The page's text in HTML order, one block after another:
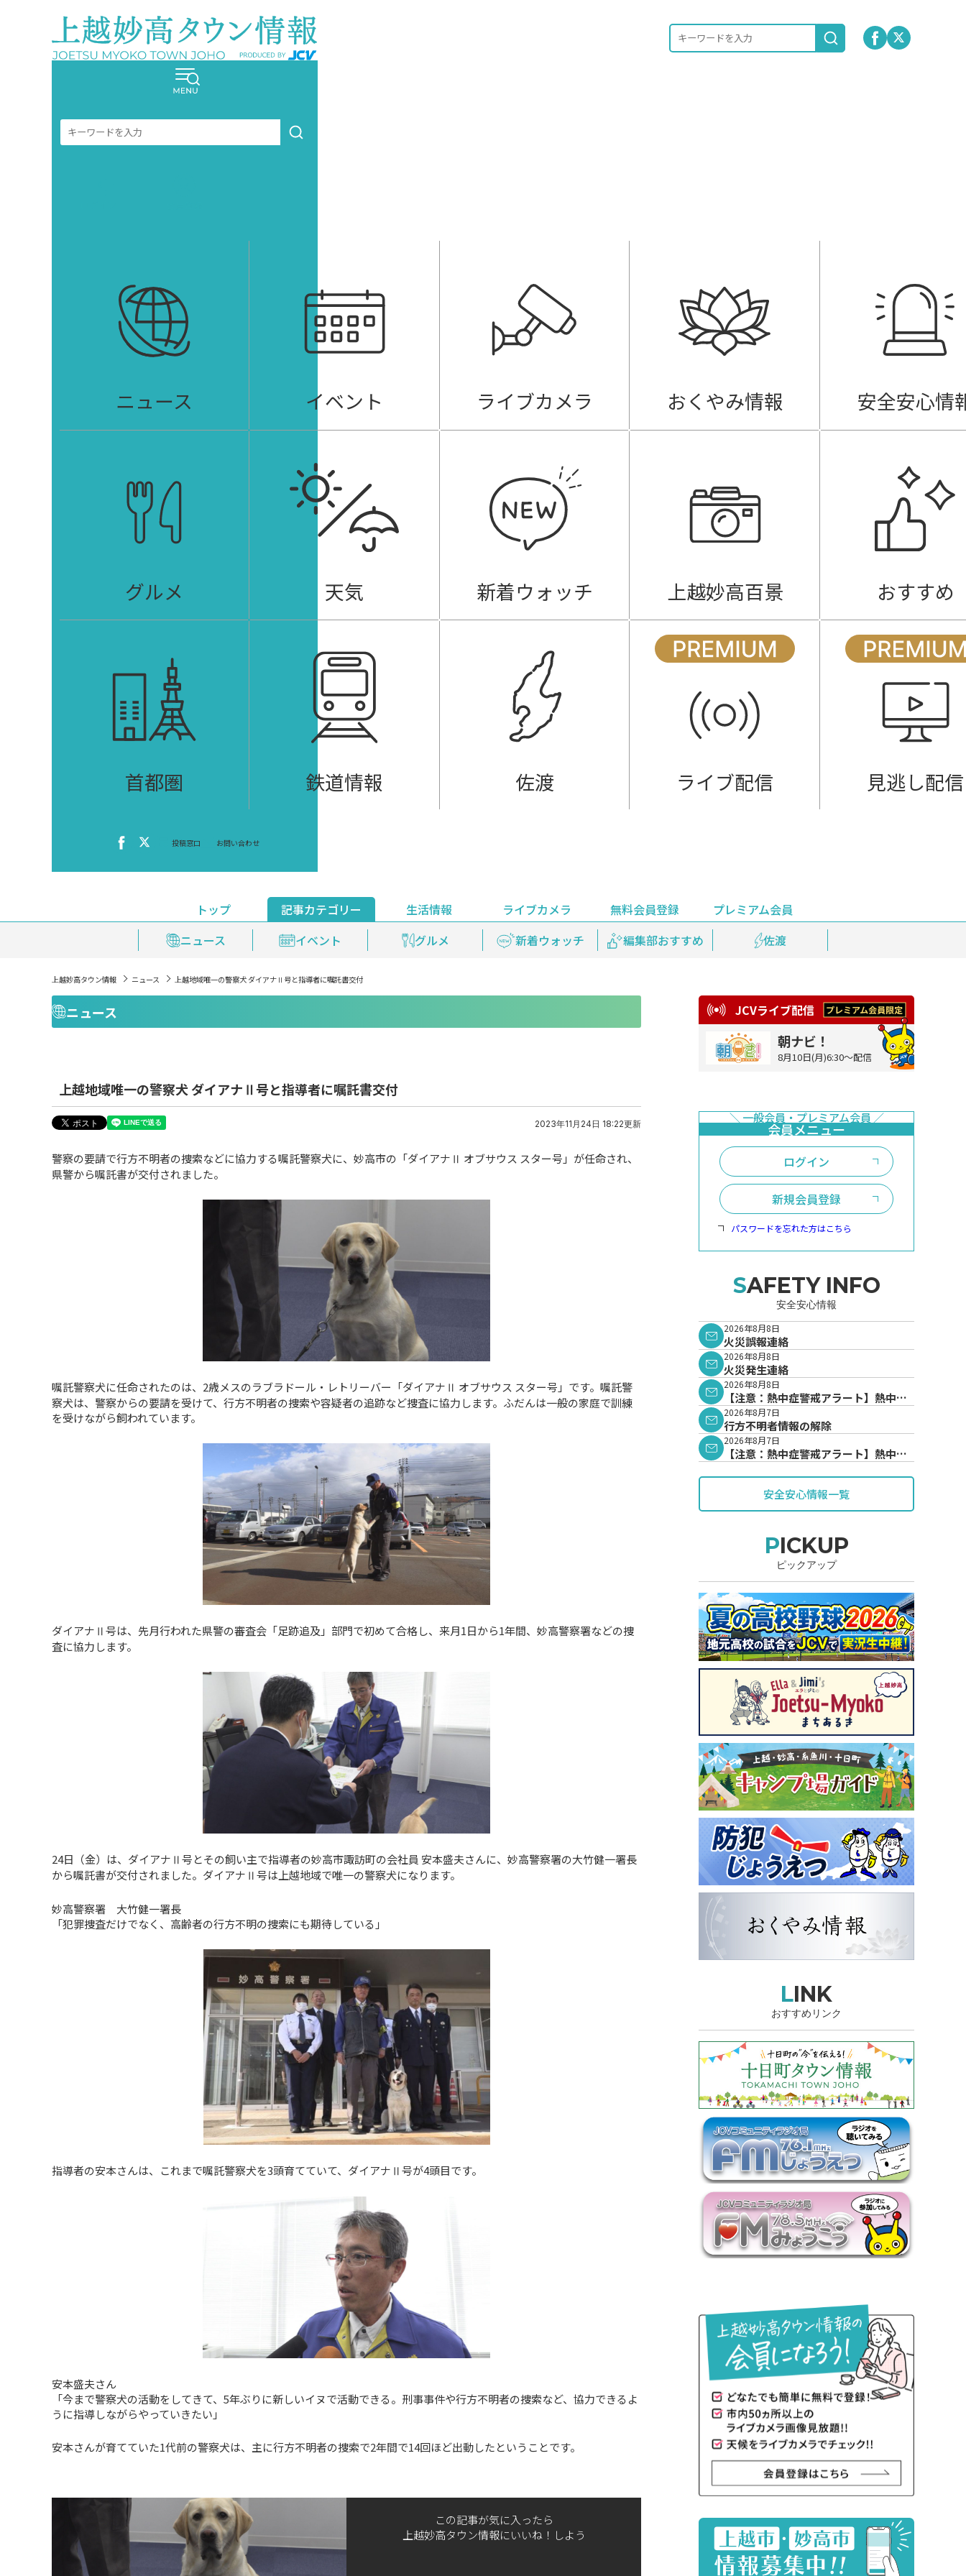
ニュース イベント ライブカメラ おくやみ情報 安全安心情
グルメ 天気 新着ウォッチ 上越妙高百景 おすすめ
首都圏 鉄道情報 佐渡 ライブ配信 見逃し配信
投稿窓口 お問い合わせ
トップ
記事カテゴリー
ニュース
イベント グルメ 新着ウォッチ 編集部おすすめ 佐渡
生活情報
おくやみ情報
安全安心情報 天気 上越妙高百景 鉄道情報
ライブカメラ 無料会員登録
プレミアム会員
ライブ配信
見逃し配信 プレミアム会員登録
上越妙高タウン情報 ニュース 上越地域唯一の警察犬 ダイアナⅡ号と指導者に嘱託書交付
ニュース
上越地域唯一の警察犬 ダイアナⅡ号と指導者に嘱託書交付
2023年11月24日 18:22更新
警察の要請で行方不明者の捜索などに協力する嘱託警察犬に、妙高市の「ダイアナⅡ オブサウス スター号」が任命され、
県警から嘱託書が交付されました。
嘱託警察犬に任命されたのは、2歳メスのラブラドール・レトリーバー「ダイアナⅡ オブサウス スター号」です。嘱託警
察犬は、警察からの要請を受けて、行方不明者の捜索や容疑者の追跡など捜査に協力します。ふだんは一般の家庭で訓練
を受けながら飼われています。
ダイアナⅡ号は、先月行われた県警の審査会「足跡追及」部門で初めて合格し、来月1日から1年間、妙高警察署などの捜
査に協力します。
24日（金）は、ダイアナⅡ号とその飼い主で指導者の妙高市諏訪町の会社員 安本盛夫さんに、妙高警察署の大竹健一署長
から嘱託書が交付されました。ダイアナⅡ号は上越地域で唯一の警察犬になります。
妙高警察署 大竹健一署長
「犯罪捜査だけでなく、高齢者の行方不明の捜索にも期待している」
指導者の安本さんは、これまで嘱託警察犬を3頭育てていて、ダイアナⅡ号が4頭目です。
安本盛夫さん
「今まで警察犬の活動をしてきて、5年ぶりに新しいイヌで活動できる。刑事事件や行方不明者の捜索など、協力できるよ
うに指導しながらやっていきたい」
安本さんが育てていた1代前の警察犬は、主に行方不明者の捜索で2年間で14回ほど出動したということです。
この記事が気に入ったら
上越妙高タウン情報にいいね！しよう
JCVライブ配信
朝ナビ！
8月10日(月)6:30～配信
ログイン
新規会員登録
パスワードを忘れた方はこちら
SAFETY INFO
安全安心情報
2026年8月8日
火災誤報連絡
2026年8月8日
火災発生連絡
2026年8月8日
【注意：熱中症警戒アラート】熱中症
警戒アラートが発表されています。
2026年8月7日
行方不明者情報の解除
2026年8月7日
【注意：熱中症警戒アラート】熱中症
安全安心情報一覧
PICKUP
ピックアップ
LINK
おすすめリンク